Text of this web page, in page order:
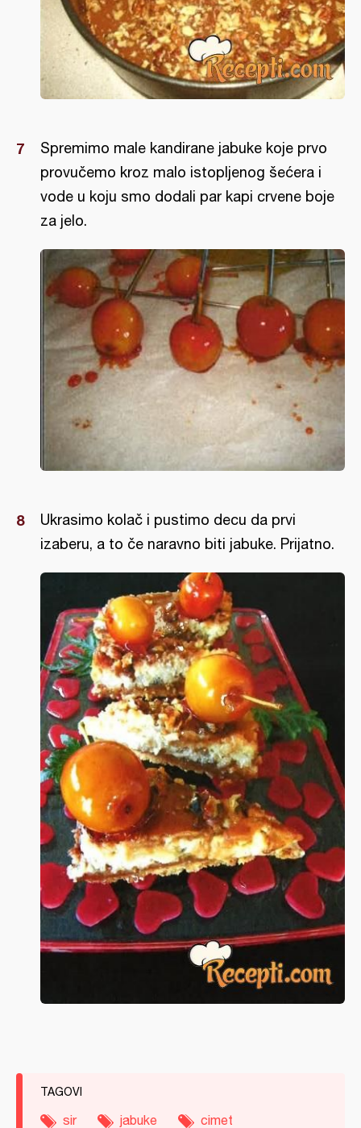
Spremimo male kandirane jabuke koje prvo
provučemo kroz malo istopljenog šećera i
vode u koju smo dodali par kapi crvene boje
za jelo.
Ukrasimo kolač i pustimo decu da prvi
izaberu, a to če naravno biti jabuke. Prijatno.
TAGOVI
sir jabuke cimet